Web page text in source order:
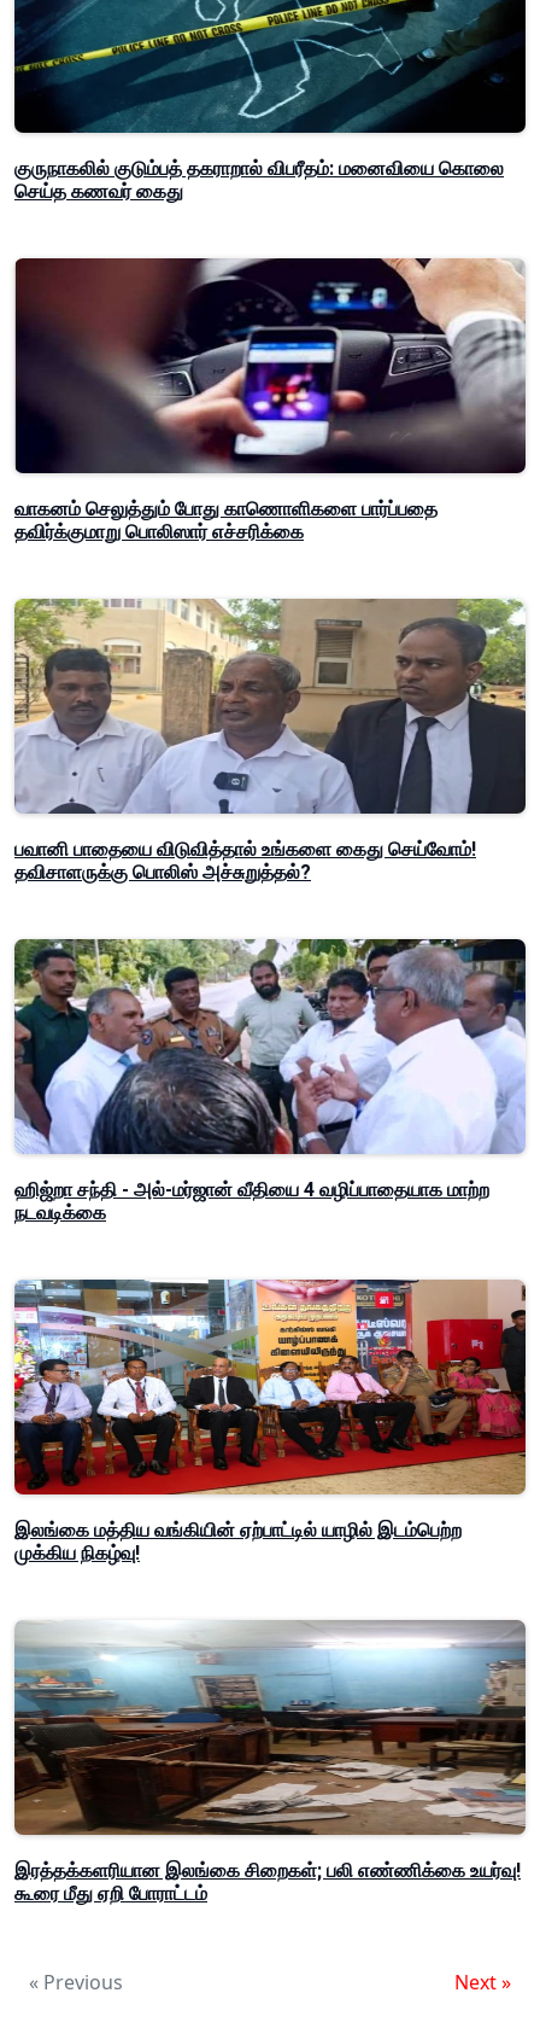
குருநாகலில் குடும்பத் தகராறால் விபரீதம்: மனைவியை கொலை
செய்த கணவர் கைது
வாகனம் செலுத்தும் போது காணொளிகளை பார்ப்பதை
தவிர்க்குமாறு பொலிஸார் எச்சரிக்கை
பவானி பாதையை விடுவித்தால் உங்களை கைது செய்வோம்!
தவிசாளருக்கு பொலிஸ் அச்சுறுத்தல்?
ஹிஜ்றா சந்தி - அல்-மர்ஜான் வீதியை 4 வழிப்பாதையாக மாற்ற
நடவடிக்கை
இலங்கை மத்திய வங்கியின் ஏற்பாட்டில் யாழில் இடம்பெற்ற
முக்கிய நிகழ்வு!
இரத்தக்களரியான இலங்கை சிறைகள்; பலி எண்ணிக்கை உயர்வு!
கூரை மீது ஏறி போராட்டம்
« Previous Next »